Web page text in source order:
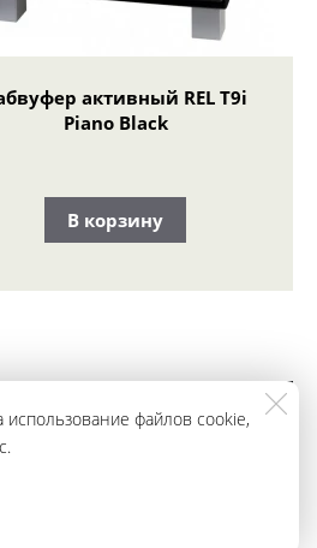
активный REL T9i
Piano Black
В корзину
использование файлов cookie,
ЗАКАЗАТЬ
ЗВОНОК
характер и ни при каких условиях
товаров и (или) услуг, пожалуйста,